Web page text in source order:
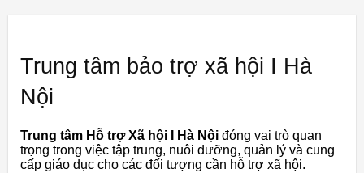
Trung tâm bảo trợ xã hội I Hà
Nội
Trung tâm Hỗ trợ Xã hội I Hà Nội đóng vai trò quan
trọng trong việc tập trung, nuôi dưỡng, quản lý và cung
cấp giáo dục cho các đối tượng cần hỗ trợ xã hội.